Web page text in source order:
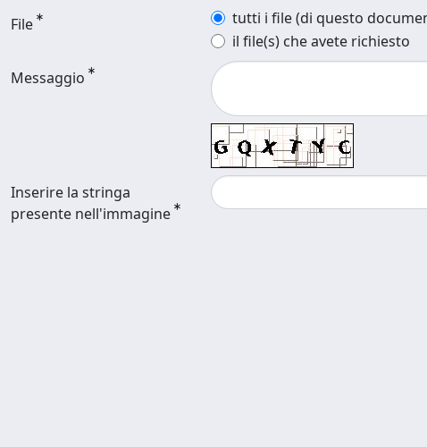
File
tutti i file (di questo
il file(s) che avete richiesto
Messaggio
Inserire la stringa
presente nell'immagine